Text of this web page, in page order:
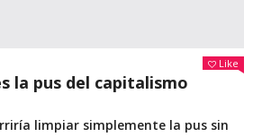
Like
la pus del capitalismo
limpiar simplemente la pus sin